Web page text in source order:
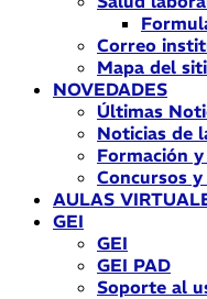
Correo
Mapa del
NOVEDADES
Últimas
Noticias de
Formación
Concursos
AULAS
GEI
GEI
GEI PAD
Soporte al